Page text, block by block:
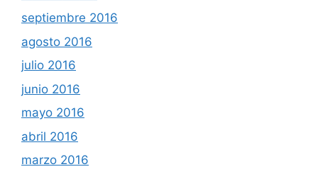
septiembre 2016
agosto 2016
julio 2016
junio 2016
mayo 2016
abril 2016
marzo 2016